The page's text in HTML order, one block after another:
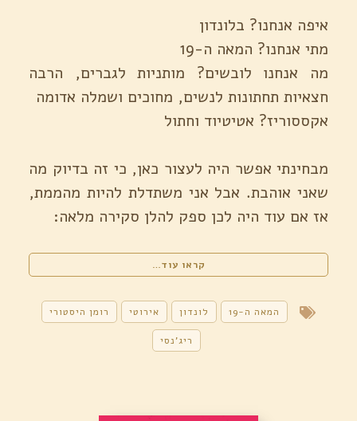
איפה אנחנו? בלונדון
מתי אנחנו? המאה ה-19
מה אנחנו לובשים? מותניות לגברים, הרבה
חצאיות תחתונות לנשים, מחוכים ושמלה אדומה
אקססוריז? אטיטיוד וחתול
מבחינתי אפשר היה לעצור כאן, כי זה בדיוק מה
שאני אוהבת. אבל אני משתדלת להיות מהממת,
אז אם עוד היה לכן ספק להלן סקירה מלאה:
קראו עוד…
הדוכסית
דר"
המאה ה-19 לונדון אירוטי רומן היסטורי
ריג'נסי